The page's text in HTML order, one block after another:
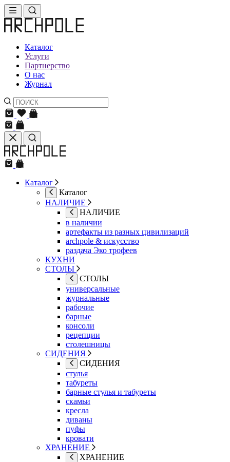
Каталог
Услуги
Партнерство
О нас
Журнал
Каталог
Каталог
НАЛИЧИЕ
НАЛИЧИЕ
в наличии
артефакты из разных цивилизаций
archpole & искусство
раздача Эко трофеев
КУХНИ
СТОЛЫ
СТОЛЫ
универсальные
журнальные
рабочие
барные
консоли
рецепции
столешницы
СИДЕНИЯ
СИДЕНИЯ
стулья
табуреты
барные стулья и табуреты
скамьи
кресла
диваны
пуфы
кровати
ХРАНЕНИЕ
ХРАНЕНИЕ